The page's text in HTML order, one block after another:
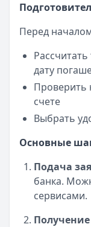
Перед
дату
Проверить
счете
Выбрать
Основные
Подача
банка.
сервисами.